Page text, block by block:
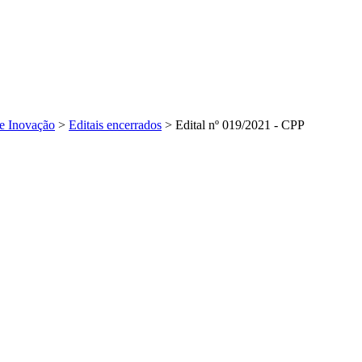
Inovação > Editais encerrados > Edital nº 019/2021 - CPP